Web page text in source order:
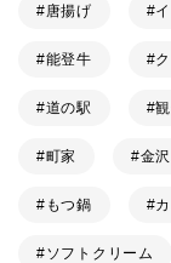
唐揚げ
能登牛
道の駅
町家 金沢
もつ鍋
ソフトクリーム